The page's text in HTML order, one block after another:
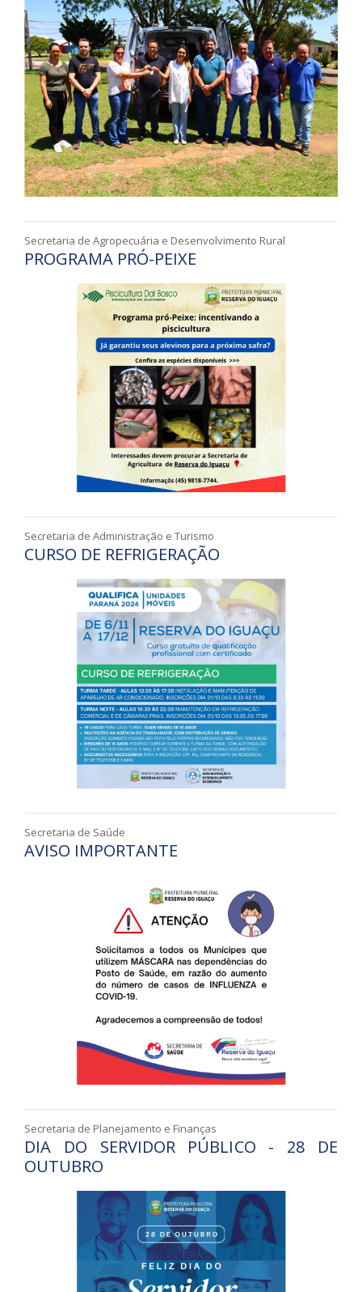
Secretaria de Agropecuária e Desenvolvimento Rural
PROGRAMA PRÓ-PEIXE
Secretaria de Administração e Turismo
CURSO DE REFRIGERAÇÃO
Secretaria de Saúde
AVISO IMPORTANTE
Secretaria de Planejamento e Finanças
DIA DO SERVIDOR PÚBLICO - 28 DE
OUTUBRO